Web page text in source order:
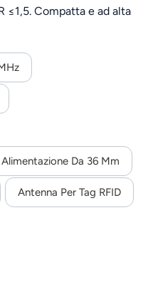
≤1,5. Compatta e ad alta
Da 36 Mm
Antenna Per Tag RFID